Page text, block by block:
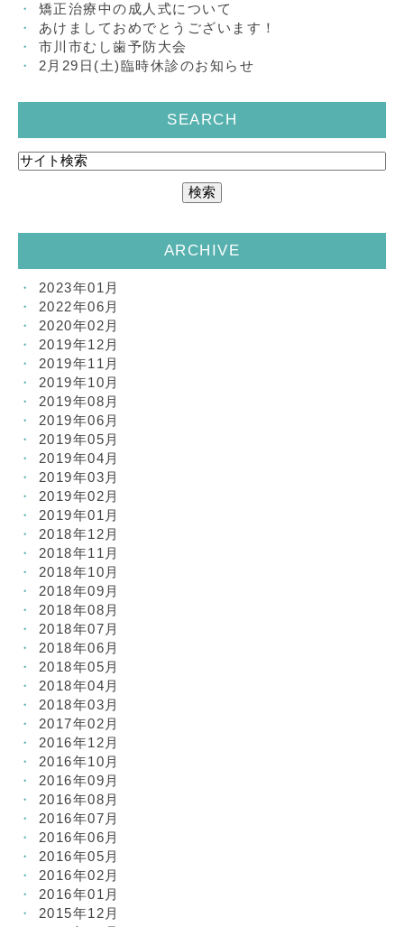
矯正治療中の成人式について
あけましておめでとうございます！
市川市むし歯予防大会
2月29日(土)臨時休診のお知らせ
SEARCH
ARCHIVE
2023年01月
2022年06月
2020年02月
2019年12月
2019年11月
2019年10月
2019年08月
2019年06月
2019年05月
2019年04月
2019年03月
2019年02月
2019年01月
2018年12月
2018年11月
2018年10月
2018年09月
2018年08月
2018年07月
2018年06月
2018年05月
2018年04月
2018年03月
2017年02月
2016年12月
2016年10月
2016年09月
2016年08月
2016年07月
2016年06月
2016年05月
2016年02月
2016年01月
2015年12月